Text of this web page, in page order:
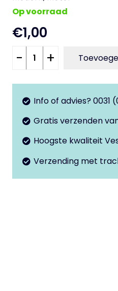
Op voorraad
€1,00
Afdichtring
olieplug
aantal
- +
Info of advies? 0031
Gratis verzenden
Hoogste kwaliteit
Verzending met